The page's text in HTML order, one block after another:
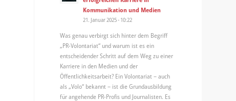
Kommunikation und Medien
21. Januar 2025 - 10:22
Was genau verbirgt sich hinter dem Begriff
„PR-Volontariat“ und warum ist es ein
entscheidender Schritt auf dem Weg zu einer
Karriere in den Medien und der
Öffentlichkeitsarbeit? Ein Volontariat – auch
als „Volo“ bekannt – ist die Grundausbildung
für angehende PR-Profis und Journalisten. Es